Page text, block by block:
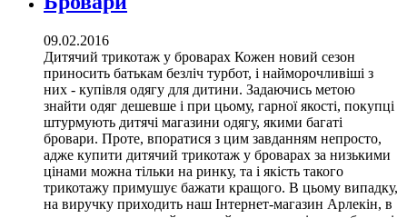
09.02.2016
Дитячий трикотаж у броварах Кожен новий сезон
приносить батькам безліч турбот, і найморочливіші з
них - купівля одягу для дитини. Задаючись метою
знайти одяг дешевше і при цьому, гарної якості, покупці
штурмують дитячі магазини одягу, якими багаті
бровари. Проте, впоратися з цим завданням непросто,
адже купити дитячий трикотаж у броварах за низькими
цінами можна тільки на ринку, та і якість такого
трикотажу примушує бажати кращого. В цьому випадку,
на виручку приходить наш Інтернет-магазин Арлекін, в